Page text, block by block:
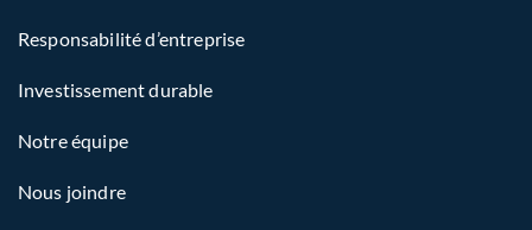
Responsabilité d’entreprise
Investissement durable
Notre équipe
Nous joindre